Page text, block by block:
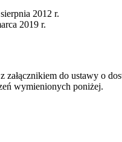
2012 r.
2019 r.
załącznikiem do ustawy o
wymienionych poniżej.